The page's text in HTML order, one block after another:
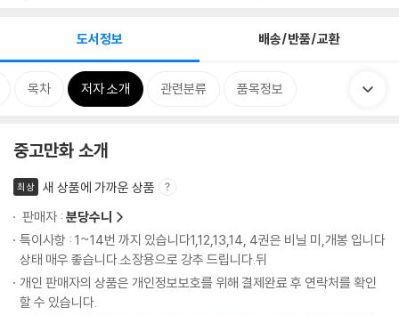
도서정보 배송/반품/교환
목차 저자 소개 관련분류 품목정보
중고만화 소개
최상
새 상품에 가까운 상품
판매자 : 분당수니
특이사항 : 1~14번 까지 있습니다1,12,13,14, 4권은 비닐 미,개봉 입니다
상태 매우 좋습니다.소장용으로 강추 드립니다.뒤
개인 판매자의 상품은 개인정보보호를 위해 결제완료 후 연락처를 확인
할 수 있습니다.